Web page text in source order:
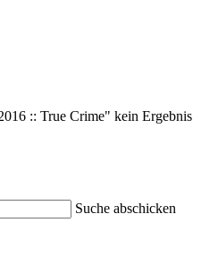
:: True Crime" kein Ergebnis
Suche abschicken